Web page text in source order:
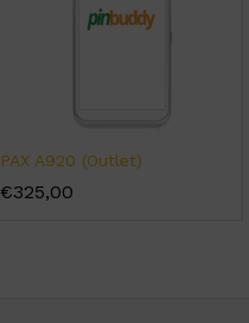
PAX A920 (Outlet)
€325,00